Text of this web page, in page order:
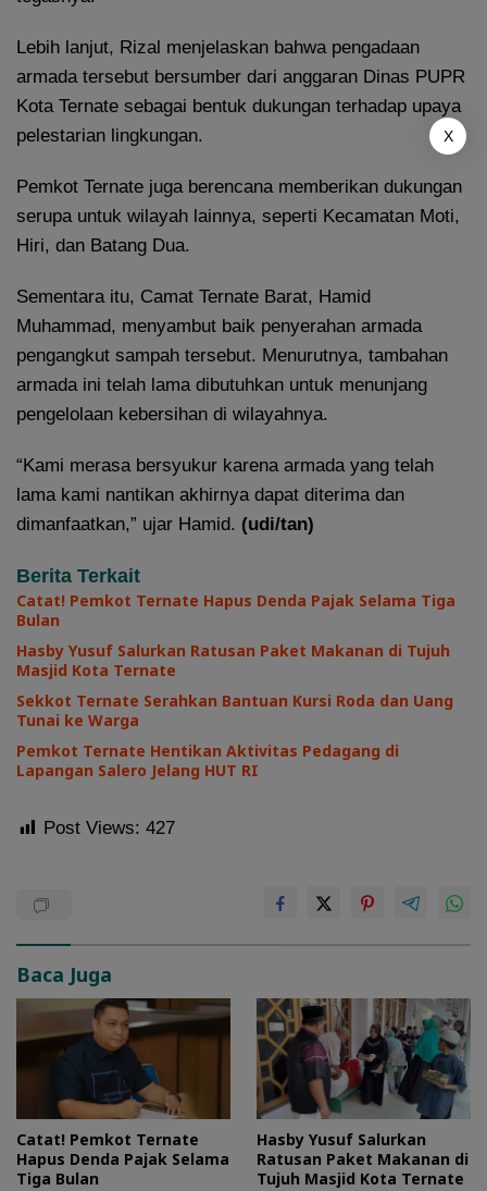
Lebih lanjut, Rizal menjelaskan bahwa pengadaan
armada tersebut bersumber dari anggaran Dinas PUPR
Kota Ternate sebagai bentuk dukungan terhadap upaya
pelestarian lingkungan.
Pemkot Ternate juga berencana memberikan dukungan
serupa untuk wilayah lainnya, seperti Kecamatan Moti,
Hiri, dan Batang Dua.
Sementara itu, Camat Ternate Barat, Hamid
Muhammad, menyambut baik penyerahan armada
pengangkut sampah tersebut. Menurutnya, tambahan
armada ini telah lama dibutuhkan untuk menunjang
pengelolaan kebersihan di wilayahnya.
“Kami merasa bersyukur karena armada yang telah
lama kami nantikan akhirnya dapat diterima dan
dimanfaatkan,” ujar Hamid. (udi/tan)
Berita Terkait
Catat! Pemkot Ternate Hapus Denda Pajak Selama Tiga
Bulan
Hasby Yusuf Salurkan Ratusan Paket Makanan di Tujuh
Masjid Kota Ternate
Sekkot Ternate Serahkan Bantuan Kursi Roda dan Uang
Tunai ke Warga
Pemkot Ternate Hentikan Aktivitas Pedagang di
Lapangan Salero Jelang HUT RI
Post Views: 427
Baca Juga
Catat! Pemkot Ternate
Hapus Denda Pajak Selama
Tiga Bulan
Hasby Yusuf Salurkan
Ratusan Paket Makanan di
Tujuh Masjid Kota Ternate
X